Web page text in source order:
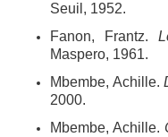
Seuil, 1952.
Fanon, Frantz.
Maspero, 1961.
Mbembe, Achille.
2000.
Mbembe, Achille.